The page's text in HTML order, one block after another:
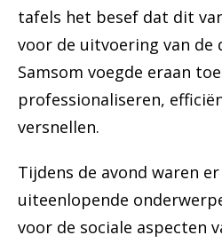
tafels het besef dat dit
voor de uitvoering van de
Samsom voegde eraan
professionaliseren,
versnellen.
Tijdens de avond waren
uiteenlopende
voor de sociale aspecten